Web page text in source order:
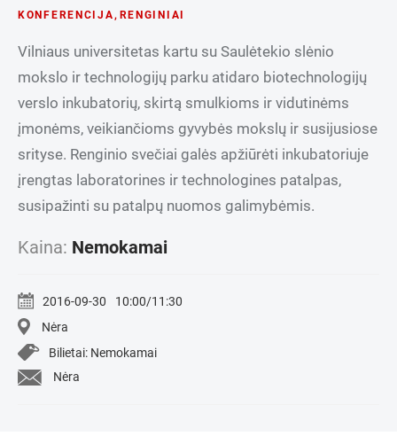
KONFERENCIJA , RENGINIAI
Vilniaus universitetas kartu su Saulėtekio slėnio
mokslo ir technologijų parku atidaro biotechnologijų
verslo inkubatorių, skirtą smulkioms ir vidutinėms
įmonėms, veikiančioms gyvybės mokslų ir susijusiose
srityse. Renginio svečiai galės apžiūrėti inkubatoriuje
įrengtas laboratorines ir technologines patalpas,
susipažinti su patalpų nuomos galimybėmis.
Kaina: Nemokamai
2016-09-30
10:00/11:30
Nėra
Bilietai: Nemokamai
Nėra